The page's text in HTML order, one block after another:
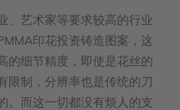
、艺术家等要求较高的行业
印花投资铸造图案，这
的细节精度，即使是花丝的
限制，分辨率也是传统的刀
。而这一切都没有烦人的支